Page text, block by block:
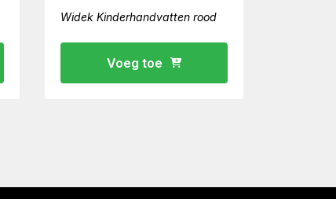
Widek Kinderhandvatten rood
Voeg toe